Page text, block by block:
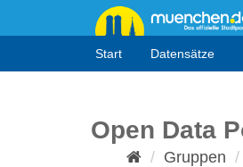
Start Datensätze
Open Data
Gruppen